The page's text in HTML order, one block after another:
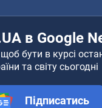
в Google
бути в курсі
та світу сьогодні
Підписатись